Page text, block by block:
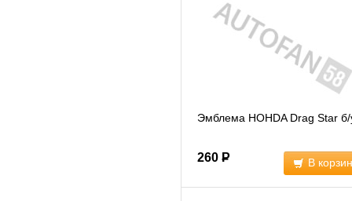
Эмблема HOHDA Drag Star б/
260 Р В